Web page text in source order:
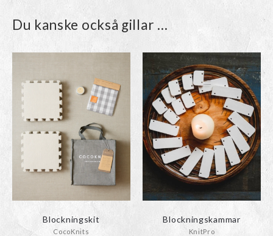
Du kanske också gillar …
Blockningskit
CocoKnits
Blockningskammar
KnitPro
Den
här
produkten
har
flera
varianter.
De
olika
alternativen
kan
väljas
på